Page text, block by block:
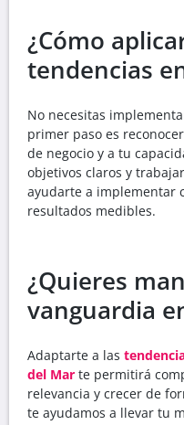
¿Cómo
tendencias
No necesitas
primer paso es
de negocio y a tu
objetivos claros y
ayudarte a implementar
resultados medibles.
¿Quieres
vanguardia
Adaptarte a las
del Mar te permitirá
relevancia y crecer de
te ayudamos a llevar tu